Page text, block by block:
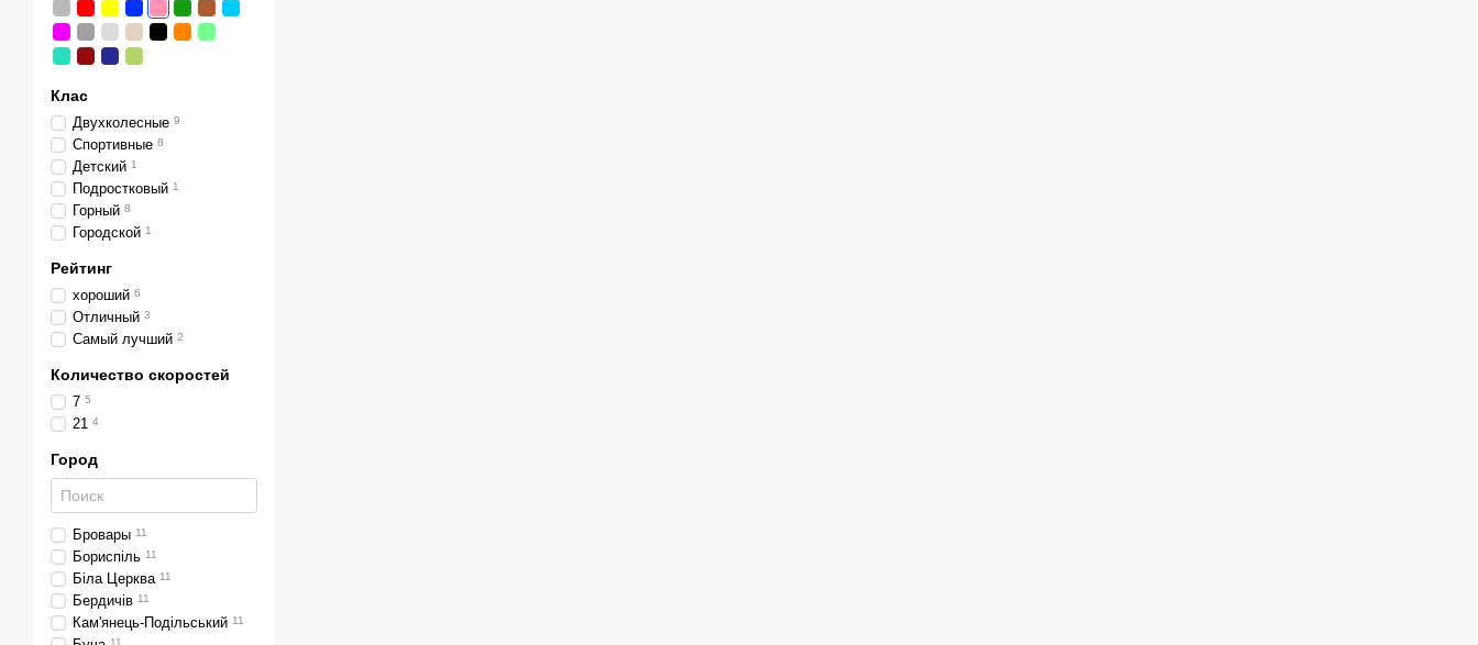
Клас
Двухколесные 9
Спортивные 8
Детский 1
Подростковый 1
Горный 8
Городской 1
Рейтинг
хороший 6
Отличный 3
Самый лучший 2
Количество скоростей
7 5
21 4
Город
Бровары 11
Бориспіль 11
Біла Церква 11
Бердичів 11
Кам'янець-Подільський 11
11